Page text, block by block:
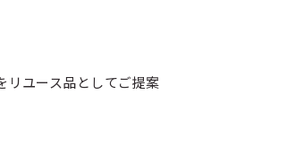
リユース品としてご提案